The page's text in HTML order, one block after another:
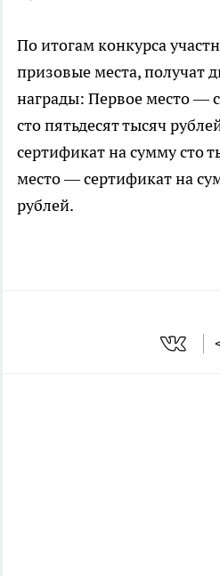
По итогам конкурса
призовые места, получат
награды: Первое место —
сто пятьдесят тысяч
сертификат на сумму сто
место — сертификат на
рублей.